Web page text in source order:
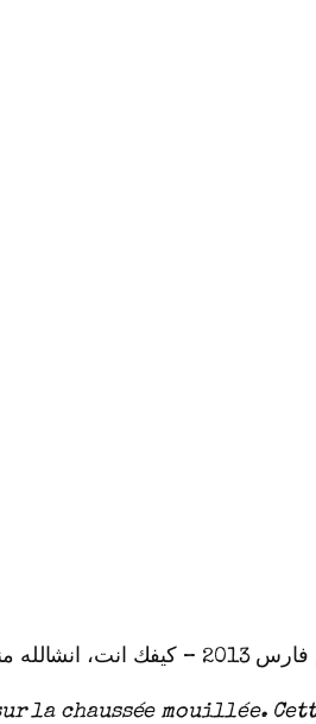
انت، انشالله منيح
la chaussée mouillée.